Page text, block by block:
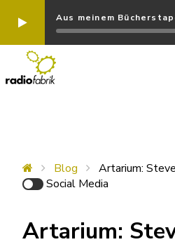
Aus meinem
Blog
Artarium:
Social Media
Artarium: